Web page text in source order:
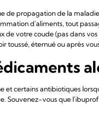
de propagation de la
d'aliments, tout
de votre coude (pas dans
toussé, éternué ou après
certains antibiotiques
Souvenez-vous que